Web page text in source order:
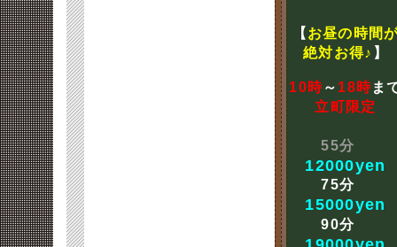
【 お昼の時間
絶対お得♪ 】
10時～ 18時ま
立町限定
55分
12000yen
75分
15000yen
90分